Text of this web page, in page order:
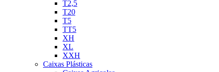
T2,5
T20
T5
TT5
XH
XL
XXH
Caixas Plásticas